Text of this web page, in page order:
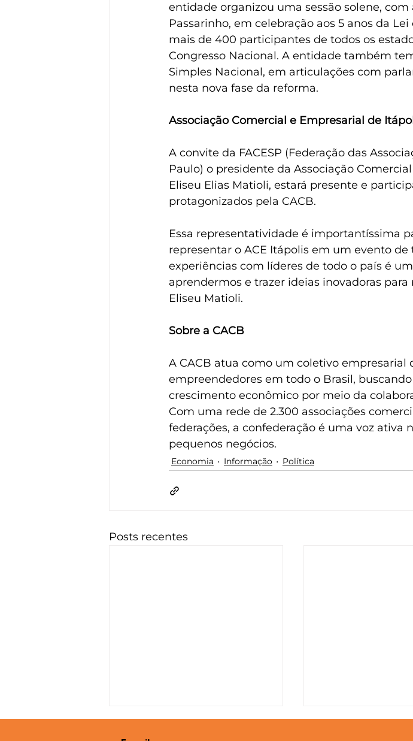
entidade organizou uma sessão solene,
Passarinho, em celebração aos 5 anos da
mais de 400 participantes de todos os
Congresso Nacional. A entidade também
Simples Nacional, em articulações com
nesta nova fase da reforma.
Associação Comercial e Empresarial de
A convite da FACESP (Federação das
Paulo) o presidente da Associação
Eliseu Elias Matioli, estará presente e
protagonizados pela CACB.
Essa representatividade é importantíssima
representar o ACE Itápolis em um evento
experiências com líderes de todo o país é
aprendermos e trazer ideias inovadoras
Eliseu Matioli.
Sobre a CACB
A CACB atua como um coletivo empresarial
empreendedores em todo o Brasil,
crescimento econômico por meio da
Com uma rede de 2.300 associações
federações, a confederação é uma voz ativa
pequenos negócios.
Economia Informação Política
Posts recentes